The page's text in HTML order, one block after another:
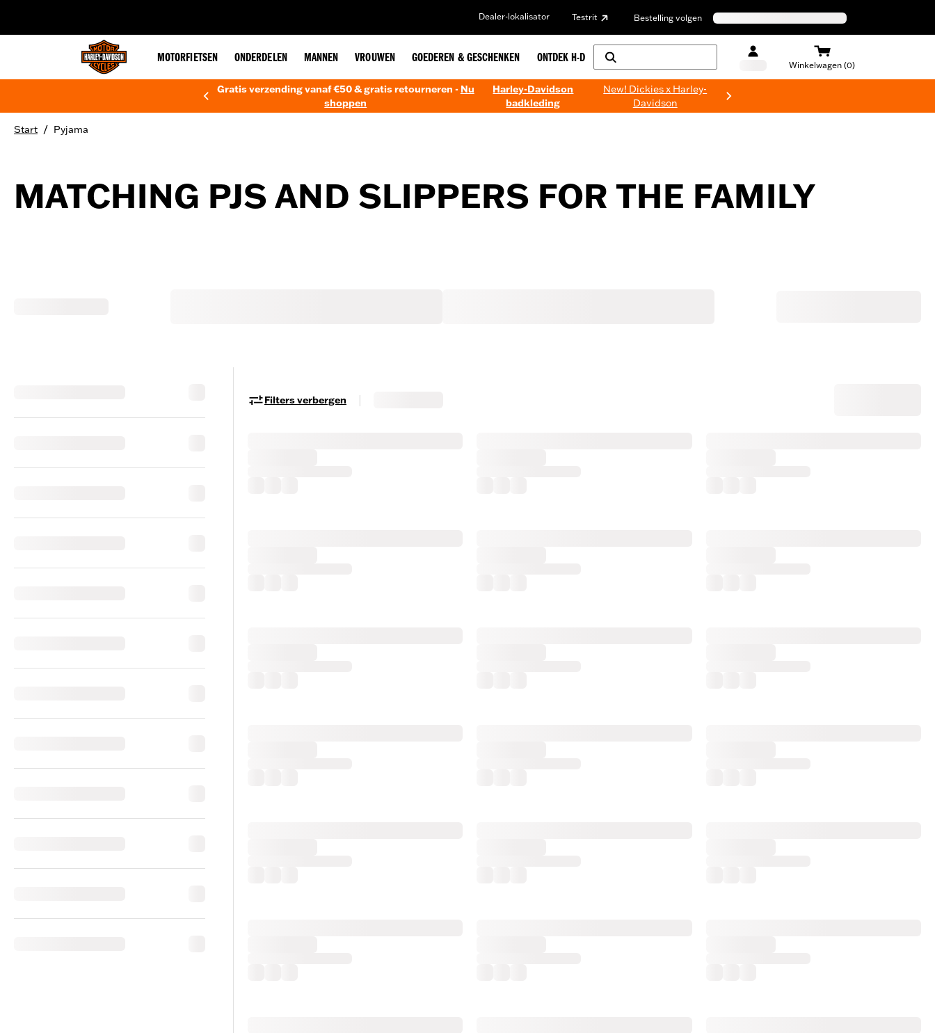
Dealer-lokalisator Testrit Bestelling volgen
MOTORFIETSEN ONDERDELEN MANNEN VROUWEN GOEDEREN & GESCHENKEN ONTDEK H-D
Winkelwagen (0)
Gratis verzending vanaf €50 & gratis retourneren - Nu
shoppen
Harley-Davidson
badkleding
New! Dickies x Harley-
Davidson
Start / Pyjama
MATCHING PJS AND SLIPPERS FOR THE FAMILY
Filters verbergen